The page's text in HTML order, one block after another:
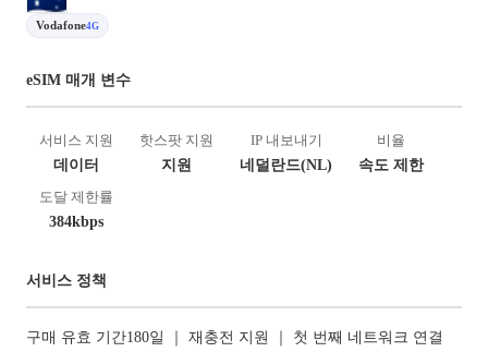
Vodafone4G
eSIM 매개 변수
서비스 지원
데이터
핫스팟 지원
지원
IP 내보내기
네덜란드(NL)
비율
속도 제한
도달 제한률
384kbps
서비스 정책
구매 유효 기간180일 ｜ 재충전 지원 ｜ 첫 번째 네트워크 연결